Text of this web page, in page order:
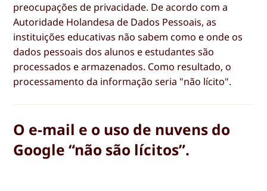
preocupações de privacidade. De acordo com a
Autoridade Holandesa de Dados Pessoais, as
instituições educativas não sabem como e onde os
dados pessoais dos alunos e estudantes são
processados e armazenados. Como resultado, o
processamento da informação seria "não lícito".
O e-mail e o uso de nuvens do
Google “não são lícitos”.